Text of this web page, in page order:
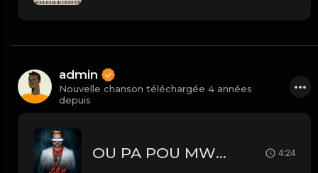
admin
Nouvelle chanson téléchargée 4 années
depuis
OU PA POU MWEN 4:24